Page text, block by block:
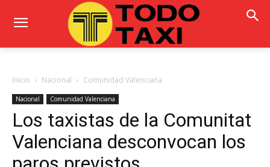
Inicio Nacional Comunidad Valenciana
Nacional Comunidad Valenciana
Los taxistas de la Comunitat
Valenciana desconvocan los